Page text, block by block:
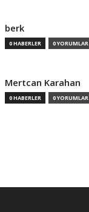
berk
0 HABERLER 0 YORUMLAR
Mertcan Karahan
0 HABERLER 0 YORUMLAR